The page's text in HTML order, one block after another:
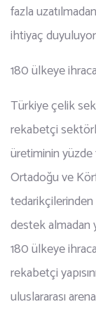
fazla
ihtiyaç
180 ülkeye
Türkiye çelik
rekabetçi
üretiminin
Ortadoğu ve
destek almadan
180 ülkeye
rekabetçi
uluslararası